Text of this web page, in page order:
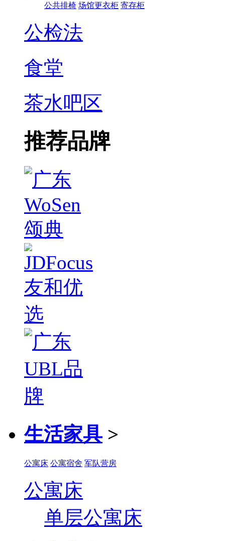
公共排椅 场馆更衣柜 寄存柜
公检法
食堂
茶水吧区
推荐品牌
生活家具 >
公寓床 公寓宿舍 军队营房
公寓床
单层公寓床